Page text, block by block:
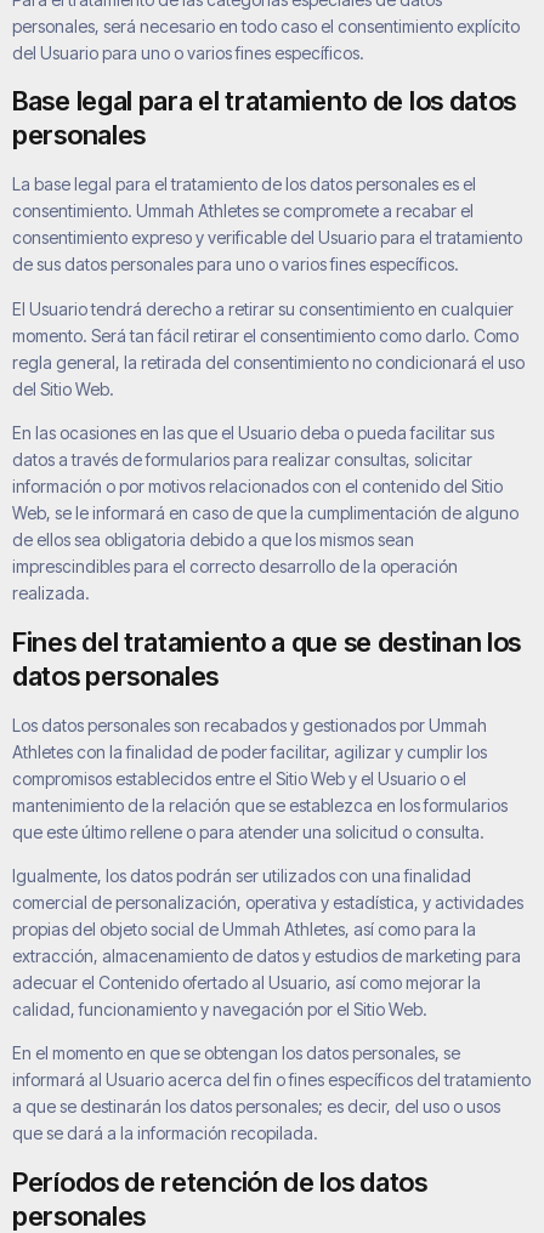
personales, será necesario en todo caso el consentimiento explícito
del Usuario para uno o varios fines específicos.
Base legal para el tratamiento de los datos
personales
La base legal para el tratamiento de los datos personales es el
consentimiento. Ummah Athletesse compromete a recabar el
consentimiento expreso y verificable del Usuario para el tratamiento
de sus datos personales para uno o varios fines específicos.
El Usuario tendrá derecho a retirar su consentimiento en cualquier
momento. Será tan fácil retirar el consentimiento como darlo. Como
regla general, la retirada del consentimiento no condicionará el uso
del Sitio Web.
En las ocasiones en las que el Usuario deba o pueda facilitar sus
datos a través de formularios para realizar consultas, solicitar
información o por motivos relacionados con el contenido del Sitio
Web, se le informará en caso de que la cumplimentación de alguno
de ellos sea obligatoria debido a que los mismos sean
imprescindibles para el correcto desarrollo de la operación
realizada.
Fines del tratamiento a que se destinan los
datos personales
Los datos personales son recabados y gestionados porUmmah
Athletes con la finalidad de poder facilitar, agilizar y cumplir los
compromisos establecidos entre el Sitio Web y el Usuario o el
mantenimiento de la relación que se establezca en los formularios
que este último rellene o para atender una solicitud o consulta.
Igualmente, los datos podrán ser utilizados con una finalidad
comercial de personalización, operativa y estadística, y actividades
propias del objeto social deUmmah Athletes, así como para la
extracción, almacenamiento de datos y estudios de marketing para
adecuar el Contenido ofertado al Usuario, así como mejorar la
calidad, funcionamiento y navegación por el Sitio Web.
En el momento en que se obtengan los datos personales, se
informará al Usuario acerca del fin o fines específicos del tratamiento
a que se destinarán los datos personales; es decir, del uso o usos
que se dará a la información recopilada.
Períodos de retención de los datos
personales